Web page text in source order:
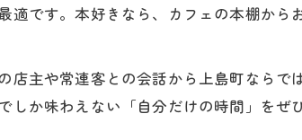
カフェ巡りの秘訣とは
です。本好きなら、カフェの本棚から
主や常連客との会話から上島町ならで
か味わえない「自分だけの時間」をぜ